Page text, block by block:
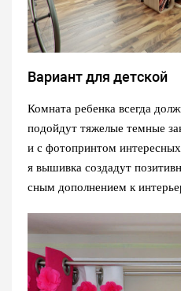
Вариант для детской
Комната ребенка всегда
подойдут тяжелые темные
и с фотопринтом
я вышивка создадут
сным дополнением к